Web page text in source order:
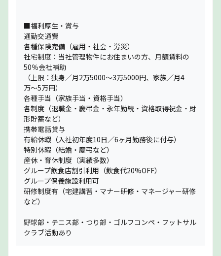
■福利厚生・賞与
通勤交通費
各種保険完備（雇用・社会・労災）
社宅制度：当社管理物件にお住まいの方、月額賃料の
50％会社補助
（上限：独身／月2万5000〜3万5000円、家族／月4
万〜5万円）
各種手当（家族手当・資格手当）
各制度（退職金・慶弔金・永年勤続・資格取得祝金・財
形貯蓄など）
携帯電話貸与
有給休暇（入社初年度10日／6ヶ月勤務後に付与）
特別休暇（結婚・慶弔など）
産休・育休制度（実績多数）
グループ飲食店割引利用（飲食代20%OFF）
グループ保養施設利用可
研修制度有（宅建講習・マナー研修・マネージャー研修
など）
野球部・テニス部・つり部・ゴルフコンペ・フットサル
クラブ活動あり